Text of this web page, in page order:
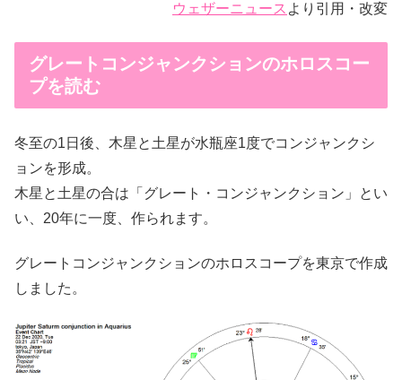
ウェザーニュース より引用・改変
グレートコンジャンクションのホロスコー
プを読む
冬至の1日後、木星と土星が水瓶座1度でコンジャンクシ
ョンを形成。
木星と土星の合は「グレート・コンジャンクション」とい
い、20年に一度、作られます。
グレートコンジャンクションのホロスコープを東京で作成
しました。